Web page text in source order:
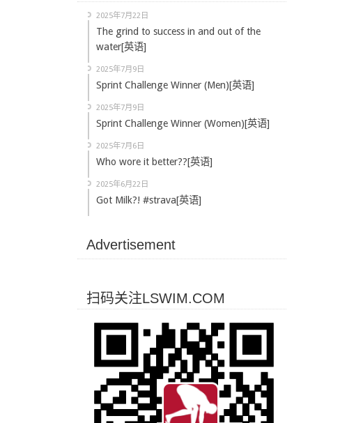
2025年7月22日
The grind to success in and out of the
water[英语]
2025年7月9日
Sprint Challenge Winner (Men)[英语]
2025年7月9日
Sprint Challenge Winner (Women)[英语]
2025年7月6日
Who wore it better??[英语]
2025年6月22日
Got Milk?! #strava[英语]
Advertisement
扫码关注LSWIM.COM